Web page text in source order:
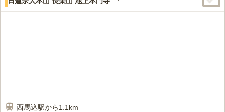
西馬込駅から1.1km